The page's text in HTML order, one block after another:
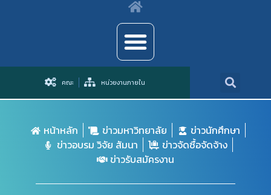
คณะ หน่วยงานภายใน
หน้าหลัก ข่าวมหาวิทยาลัย
ข่าวนักศึกษา
ข่าวอบรม วิจัย สัมนา
ข่าวจัดซื้อจัดจ้าง
ข่าวรับสมัครงาน